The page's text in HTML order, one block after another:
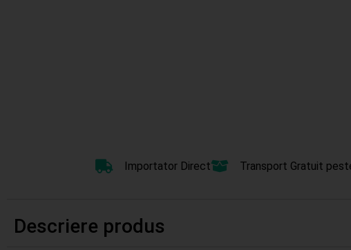
Importator Direct Transport Gratuit
Descriere produs